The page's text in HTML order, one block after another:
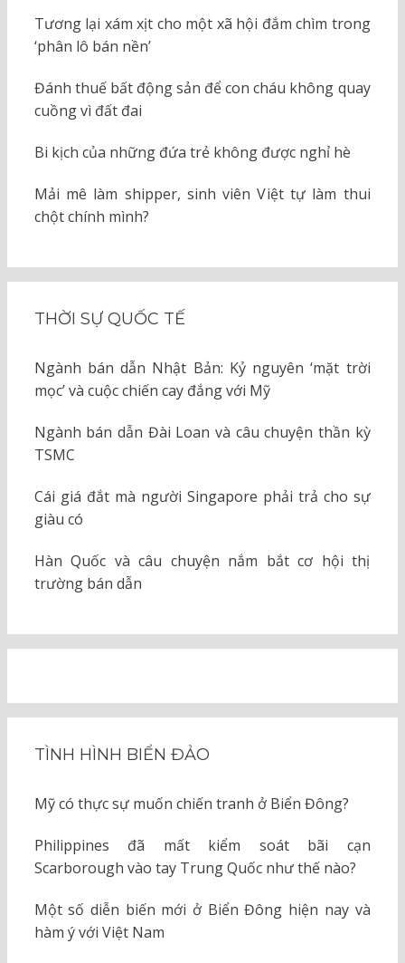
Tương lại xám xịt cho một xã hội đắm chìm trong
‘phân lô bán nền’
Đánh thuế bất động sản để con cháu không quay
cuồng vì đất đai
Bi kịch của những đứa trẻ không được nghỉ hè
Mải mê làm shipper, sinh viên Việt tự làm thui
chột chính mình?
THỜI SỰ QUỐC TẾ
Ngành bán dẫn Nhật Bản: Kỷ nguyên ‘mặt trời
mọc’ và cuộc chiến cay đắng với Mỹ
Ngành bán dẫn Đài Loan và câu chuyện thần kỳ
TSMC
Cái giá đắt mà người Singapore phải trả cho sự
giàu có
Hàn Quốc và câu chuyện nắm bắt cơ hội thị
trường bán dẫn
TÌNH HÌNH BIỂN ĐẢO
Mỹ có thực sự muốn chiến tranh ở Biển Đông?
Philippines đã mất kiểm soát bãi cạn
Scarborough vào tay Trung Quốc như thế nào?
Một số diễn biến mới ở Biển Đông hiện nay và
hàm ý với Việt Nam